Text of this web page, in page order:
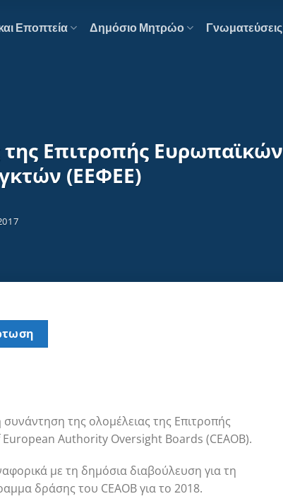
Εποπτεία Δημόσιο Μητρώο Γνωματεύσεις
της Επιτροπής Ευρωπαϊκών
(ΕΕΦΕΕ)
της ολομέλειας της Επιτροπής
Authority Οversight Boards (CEAOB).
με τη δημόσια διαβούλευση για τη
δράσης του CEAOB για το 2018.